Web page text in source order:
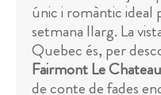
únic i romàntic ideal
setmana llarg. La
Quebec és, per
Fairmont Le
de conte de fades